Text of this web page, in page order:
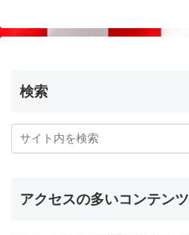
検索
アクセスの多いコンテンツ